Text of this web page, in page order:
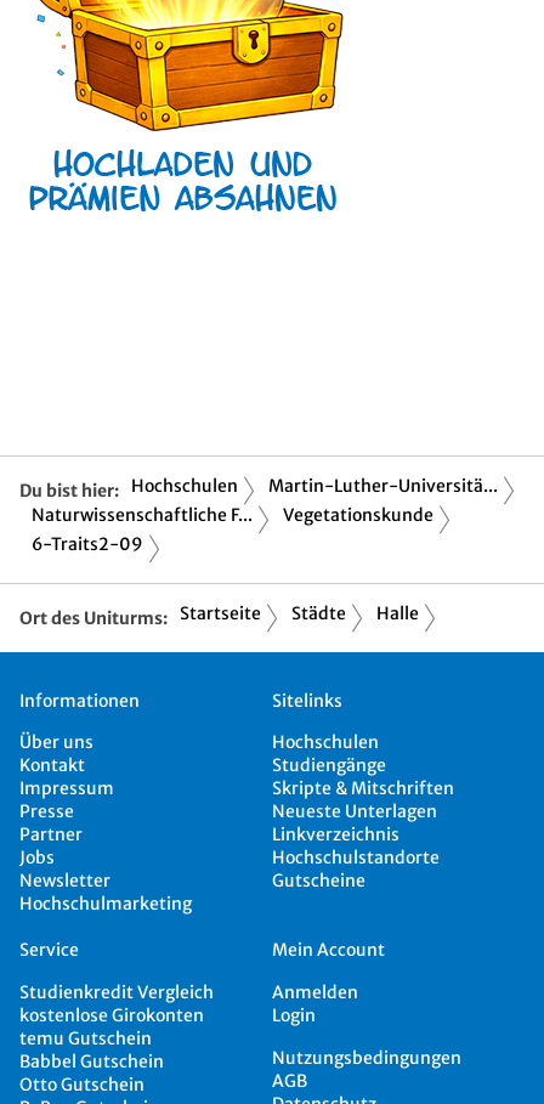
Du bist hier: Hochschulen
Martin-Luther-Universitä...
Naturwissenschaftliche F...
Vegetationskunde
6-Traits2-09
Ort des Uniturms: Startseite Städte Halle
Informationen
Über uns
Kontakt
Impressum
Presse
Partner
Jobs
Newsletter
Hochschulmarketing
Sitelinks
Hochschulen
Studiengänge
Skripte & Mitschriften
Neueste Unterlagen
Linkverzeichnis
Hochschulstandorte
Gutscheine
Service
Studienkredit Vergleich
kostenlose Girokonten
temu Gutschein
Babbel Gutschein
Otto Gutschein
Mein Account
Anmelden
Login
Nutzungsbedingungen
AGB